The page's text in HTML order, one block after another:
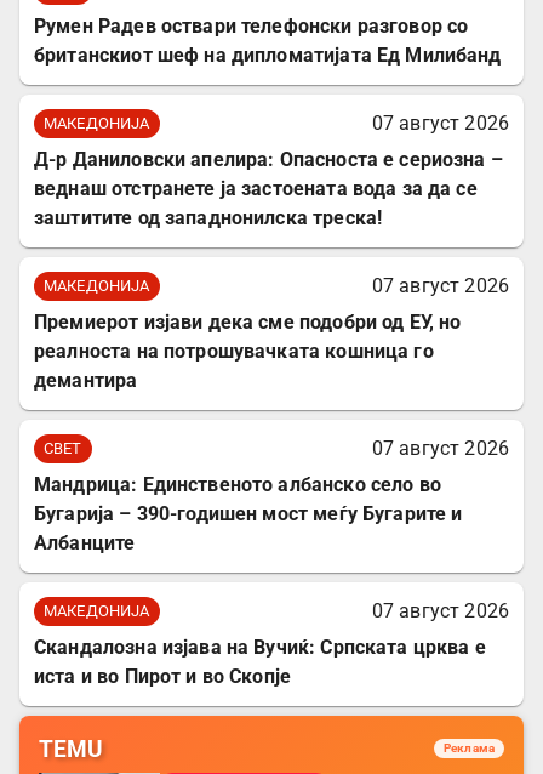
Румен Радев оствари телефонски разговор со
британскиот шеф на дипломатијата Ед Милибанд
МАКЕДОНИЈА
07 август 2026
Д-р Даниловски апелира: Опасноста е сериозна –
веднаш отстранете ја застоената вода за да се
заштитите од западнонилска треска!
МАКЕДОНИЈА
07 август 2026
Премиерот изјави дека сме подобри од ЕУ, но
реалноста на потрошувачката кошница го
демантира
СВЕТ
07 август 2026
Мандрица: Единственото албанско село во
Бугарија – 390-годишен мост меѓу Бугарите и
Албанците
МАКЕДОНИЈА
07 август 2026
Скандалозна изјава на Вучиќ: Српската црква е
иста и во Пирот и во Скопје
TEMU Реклама